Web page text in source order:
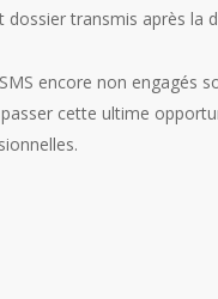
transmis après la
encore non engagés
cette ultime